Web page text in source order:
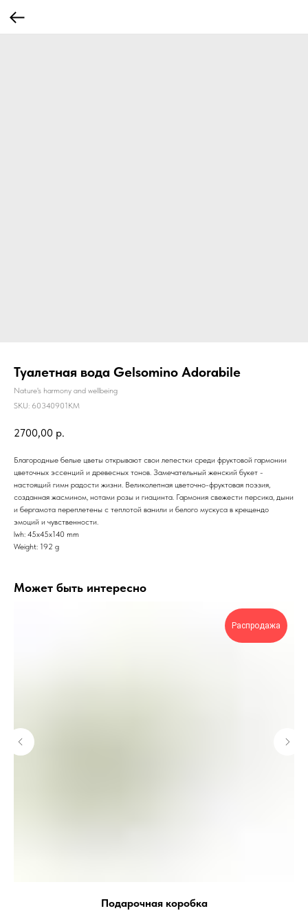
Туалетная вода Gelsomino Adorabile
Nature's harmony and wellbeing
SKU: 60340901КМ
2700,00 р.
Благородные белые цветы открывают свои лепестки среди фруктовой гармонии
цветочных эссенций и древесных тонов. Замечательный женский букет -
настоящий гимн радости жизни. Великолепная цветочно-фруктовая поэзия,
созданная жасмином, нотами розы и гиацинта. Гармония свежести персика, дыни
и бергамота переплетены с теплотой ванили и белого мускуса в крещендо
эмоций и чувственности.
lwh: 45x45x140 mm
Weight: 192 g
Может быть интересно
Распродажа
Подарочная коробка